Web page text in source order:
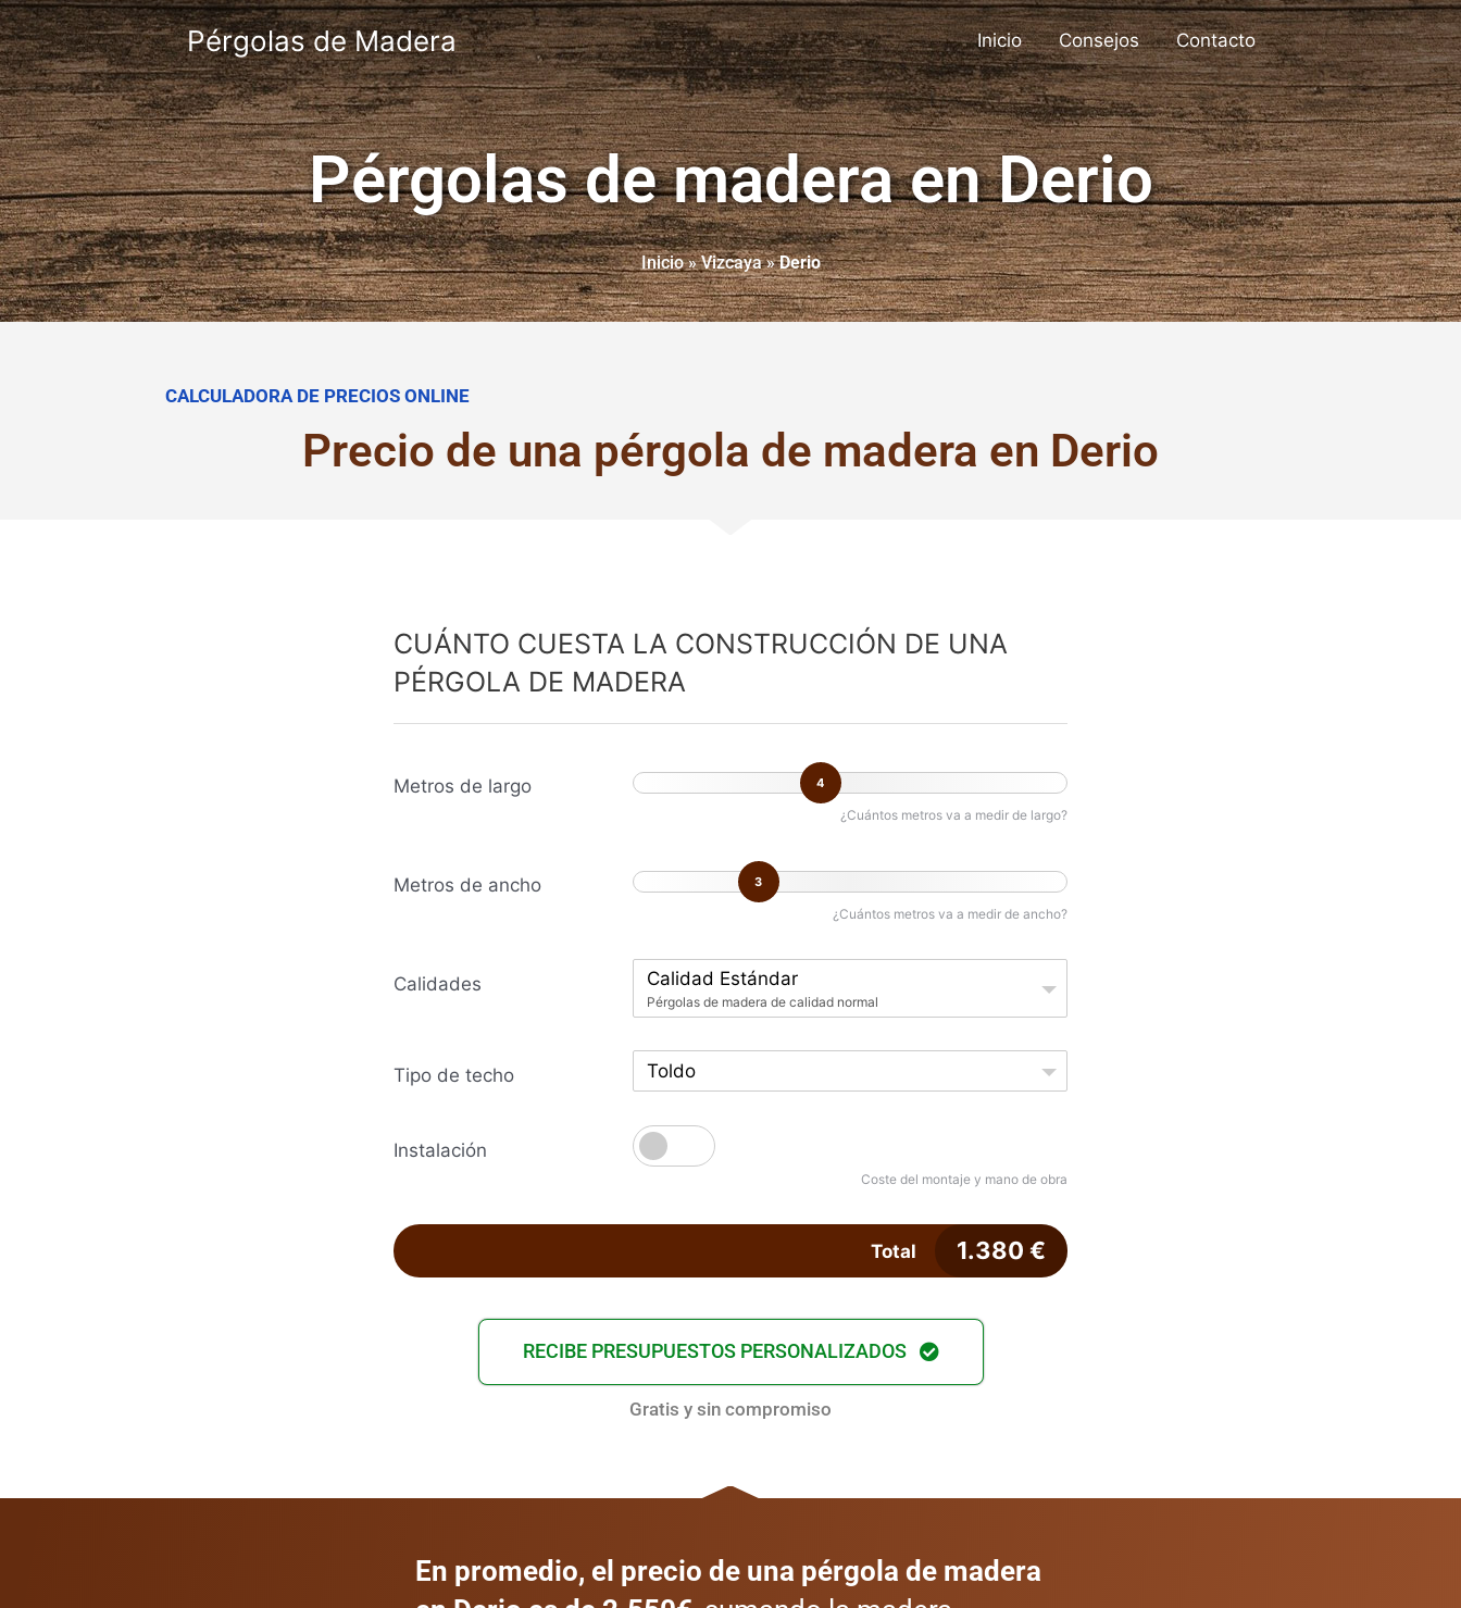
Pérgolas de Madera Inicio Consejos Contacto
Pérgolas de madera en Derio
Inicio»Vizcaya»Derio
CALCULADORA DE PRECIOS ONLINE
Precio de una pérgola de madera en Derio
CUÁNTO CUESTA LA CONSTRUCCIÓN DE UNA
PÉRGOLA DE MADERA
Metros de largo 4
¿Cuántos metros va a medir de largo?
Metros de ancho 3
¿Cuántos metros va a medir de ancho?
Calidades Calidad Estándar
Pérgolas de madera de calidad normal
Tipo de techo Toldo
Instalación
Coste del montaje y mano de obra
Total 1.380 €
RECIBE PRESUPUESTOS PERSONALIZADOS
Gratis y sin compromiso
En promedio, el precio de una pérgola de madera